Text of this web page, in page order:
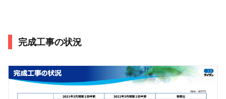
完成工事の状況